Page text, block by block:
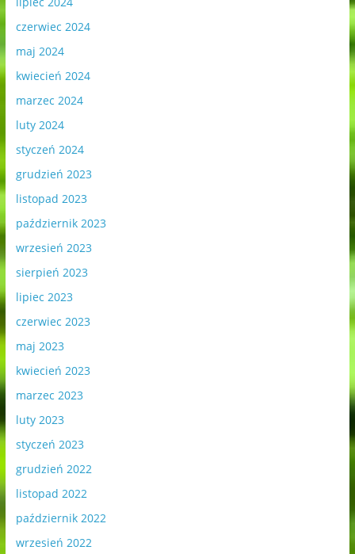
czerwiec 2024
maj 2024
kwiecień 2024
marzec 2024
luty 2024
styczeń 2024
grudzień 2023
listopad 2023
październik 2023
wrzesień 2023
sierpień 2023
lipiec 2023
czerwiec 2023
maj 2023
kwiecień 2023
marzec 2023
luty 2023
styczeń 2023
grudzień 2022
listopad 2022
październik 2022
wrzesień 2022